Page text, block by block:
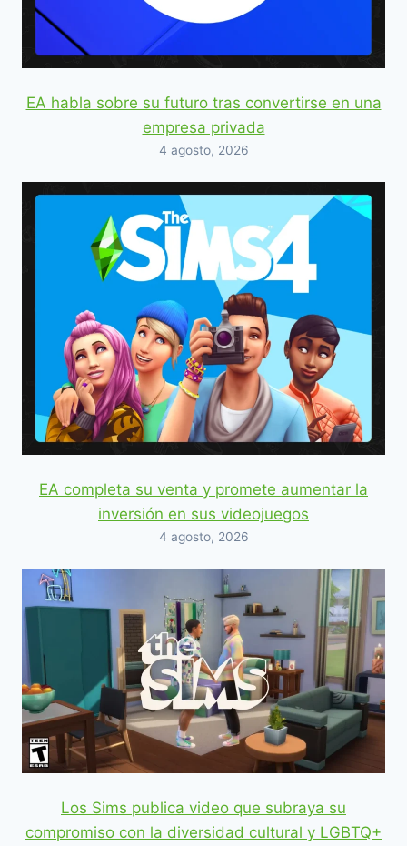
EA habla sobre su futuro tras convertirse en una
empresa privada
4 agosto, 2026
EA completa su venta y promete aumentar la
inversión en sus videojuegos
4 agosto, 2026
Los Sims publica video que subraya su
compromiso con la diversidad cultural y LGBTQ+